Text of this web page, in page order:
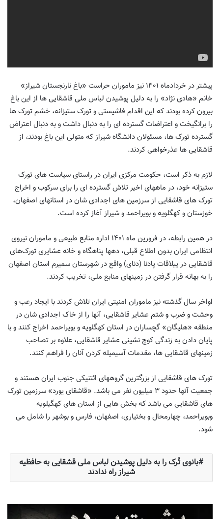
پیشتر در خردادماه ۱۴۰۱ نیز ماموران حراست «باغ نارنجستان شیراز»
خانم «هادی نژاد» را به دلیل پوشیدن لباس ملی قاشقایی ها از این باغ
بیرون کرده بودند که این اقدام فاشیستی و تورک ستیزانه، خشم تورک ها
را برانگیخت و اعتراضات گسترده ای را به دنبال داشت و به دنبال اعتراض
گسترده تورک ها، مسئولان دانشگاه شیراز که متولی این باغ بودند، از
قاشقایی ها عذرخواهی کردند.
لازم به ذکر است، حکومت مرکزی ایران در راستای سیاست های تورک
ستیزانه خود، در ماههای اخیر تلاش گسترده ای را برای سرکوب و اخراج
تورک های قاشقایی از سرزمین های اجدادی شان در استانهای اصفهان،
خوزستان و کهگلویه و بویر‌احمد و شیراز آغاز کرده است.
در همین رابطه، در فرورین ماه ۱۴۰۱ اداره منابع طبیعی و ماموران نیروی
انتظامی ایران بدون اطلاع قبلی، دهها پناهگاه و خانه‌ عشایری تورک‌های
قاشقایی در ییلاقات پادنا (دنای) واقع در شهرستان سمیرم استان اصفهان
را به بهانه قرار گرفتن در زمینهای منابع ملی، تخریب کردند.
اواخر سال گذشته نیز ماموران امنیتی ایران تلاش کردند با ایجاد رعب و
وحشت و ضرب و شتم عشایر قاشقایی، آنها را از خاک اجدادی شان در
منطقه «هلیگان» گچساران در استان کهگلویه و بویر‌احمد اخراج کنند و با
پایان دادن به زندگی کوچ نشینی عشایر قاشقایی، علاوه بر تصاحب
زمینهای قاشقایی ها، مقدمات آسیمیله کردن آنان را فراهم کنند.
تورک های قاشقایی از بزرگترین گروههای ائتنیکی جنوب ایران هستند و
جمعیت آنها حدود ۳ میلیون نفر می باشد. «قاشقای یورد» سرزمین تورک
های قاشقایی می باشد که بخش هایی از استان های کهگیلویه
وبویراحمد، چهارمحال و بختیاری، اصفهان، فارس و بوشهر را شامل می
شود.
بانوی تُرک را به دلیل پوشیدن لباس ملی قشقایی به حافظیه
شیراز راه ندادند